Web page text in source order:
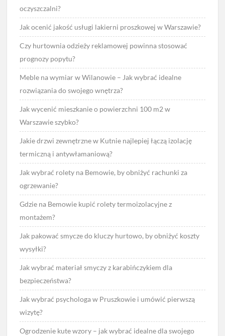
oczyszczalni?
Jak ocenić jakość usługi lakierni proszkowej w Warszawie?
Czy hurtownia odzieży reklamowej powinna stosować
prognozy popytu?
Meble na wymiar w Wilanowie – Jak wybrać idealne
rozwiązania do swojego wnętrza?
Jak wycenić mieszkanie o powierzchni 100 m2 w
Warszawie szybko?
Jakie drzwi zewnętrzne w Kutnie najlepiej łączą izolację
termiczną i antywłamaniową?
Jak wybrać rolety na Bemowie, by obniżyć rachunki za
ogrzewanie?
Gdzie na Bemowie kupić rolety termoizolacyjne z
montażem?
Jak pakować smycze do kluczy hurtowo, by obniżyć koszty
wysyłki?
Jak wybrać materiał smyczy z karabińczykiem dla
bezpieczeństwa?
Jak wybrać psychologa w Pruszkowie i umówić pierwszą
wizytę?
Ogrodzenie kute wzory – jak wybrać idealne dla swojego